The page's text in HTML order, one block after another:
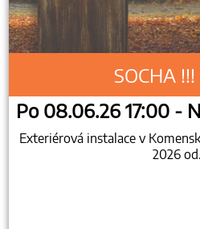
SOCHA
Po 08.06.26 17:00 -
Exteriérová instalace v
2026